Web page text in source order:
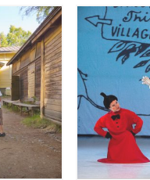
UNESCON
Aalto
Finlandia-
on nyt